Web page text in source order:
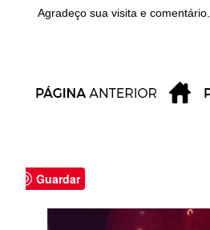
Agradeço sua visita e
Guardar